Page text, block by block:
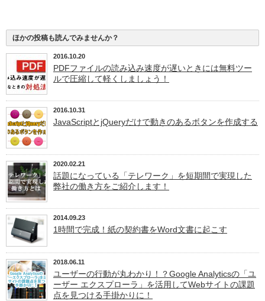
ほかの投稿も読んでみませんか？
2016.10.20
PDFファイルの読み込み速度が遅いときには無料ツー
ルで圧縮して軽くしましょう！
2016.10.31
JavaScriptとjQueryだけで動きのあるボタンを作成する
2020.02.21
話題になっている「テレワーク」を短期間で実現した
弊社の働き方をご紹介します！
2014.09.23
1時間で完成！紙の契約書をWord文書に起こす
2018.06.11
ユーザーの行動が丸わかり！？Google Analyticsの「ユ
ーザー エクスプローラ」を活用してWebサイトの課題
点を見つける手掛かりに！